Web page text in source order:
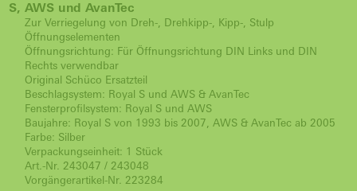
S, AWS und AvanTec
Zur Verriegelung von Dreh-, Drehkipp-, Kipp-, Stulp
Öffnungselementen
Öffnungsrichtung: Für Öffnungsrichtung DIN Links und DIN
Rechts verwendbar
Original Schüco Ersatzteil
Beschlagsystem: Royal S und AWS & AvanTec
Fensterprofilsystem: Royal S und AWS
Baujahre: Royal S von 1993 bis 2007, AWS & AvanTec ab 2005
Farbe: Silber
Verpackungseinheit: 1 Stück
Art.-Nr. 243047 / 243048
Vorgängerartikel-Nr. 223284